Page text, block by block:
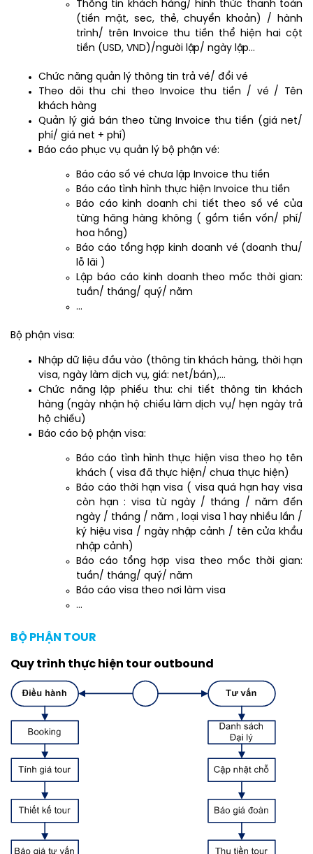
Thông tin khách hàng/ hình thức thanh toán
(tiền mặt, sec, thẻ, chuyển khoản) / hành
trình/ trên Invoice thu tiền thể hiện hai cột
tiền (USD, VND)/người lập/ ngày lập…
Chức năng quản lý thông tin trả vé/ đổi vé
Theo dõi thu chi theo Invoice thu tiền / vé / Tên
khách hàng
Quản lý giá bán theo từng Invoice thu tiền (giá net/
phí/ giá net + phí)
Báo cáo phục vụ quản lý bộ phận vé:
Báo cáo số vé chưa lập Invoice thu tiền
Báo cáo tình hình thực hiện Invoice thu tiền
Báo cáo kinh doanh chi tiết theo số vé của
từng hãng hàng không ( gồm tiền vốn/ phí/
hoa hồng)
Báo cáo tổng hợp kinh doanh vé (doanh thu/
lỗ lãi )
Lập báo cáo kinh doanh theo mốc thời gian:
tuần/ tháng/ quý/ năm
…
Bộ phận visa:
Nhập dữ liệu đầu vào (thông tin khách hàng, thời hạn
visa, ngày làm dịch vụ, giá: net/bán),…
Chức năng lập phiếu thu: chi tiết thông tin khách
hàng (ngày nhận hộ chiếu làm dịch vụ/ hẹn ngày trả
hộ chiếu)
Báo cáo bộ phận visa:
Báo cáo tình hình thực hiện visa theo họ tên
khách ( visa đã thực hiện/ chưa thực hiện)
Báo cáo thời hạn visa ( visa quá hạn hay visa
còn hạn : visa từ ngày / tháng / năm đến
ngày / tháng / năm , loại visa 1 hay nhiều lần /
ký hiệu visa / ngày nhập cảnh / tên cửa khẩu
nhập cảnh)
Báo cáo tổng hợp visa theo mốc thời gian:
tuần/ tháng/ quý/ năm
Báo cáo visa theo nơi làm visa
…
BỘ PHẬN TOUR
Quy trình thực hiện tour outbound